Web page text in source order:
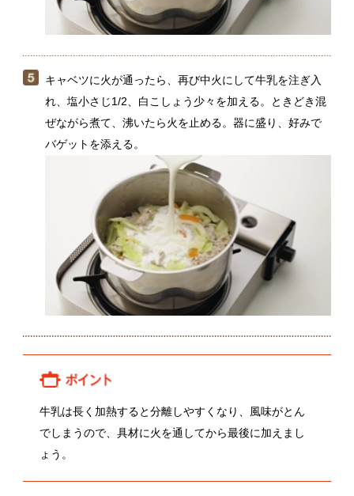
牛乳は長く加熱すると分離しやすくなり、風味がとん
でしまうので、具材に火を通してから最後に加えまし
関連動画
吉岡秀敏さんの人参 久野光一郎さんの新たまねぎ